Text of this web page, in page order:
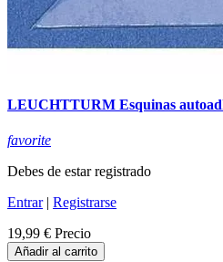
LEUCHTTURM Esquinas
favorite
Debes de estar registrado
Entrar| Registrarse
19,99 € Precio
Añadir al carrito